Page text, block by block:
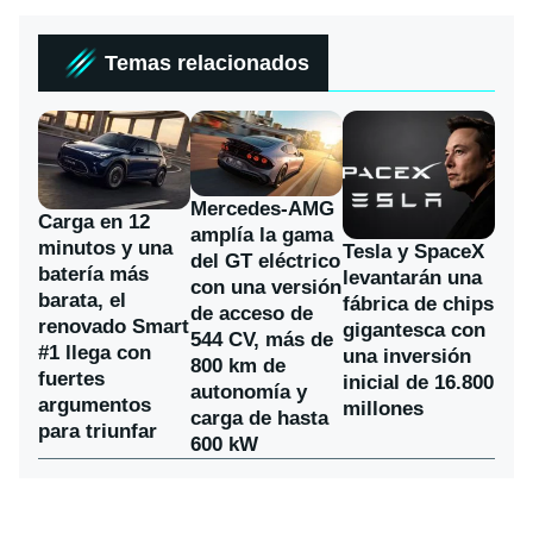
Temas relacionados
Carga en 12
minutos y una
batería más
barata, el
renovado Smart
#1 llega con
fuertes
argumentos
para triunfar
Mercedes-AMG
amplía la gama
del GT eléctrico
con una versión
de acceso de
544 CV, más de
800 km de
autonomía y
carga de hasta
600 kW
Tesla y SpaceX
levantarán una
fábrica de chips
gigantesca con
una inversión
inicial de 16.800
millones